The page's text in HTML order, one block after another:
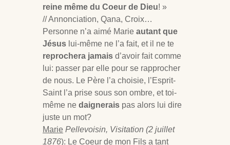
reine même du Coeur de Dieu! »
// Annonciation, Qana, Croix…
Personne n’a aimé Marie autant que
Jésus lui-même ne l’a fait, et il ne te
reprochera jamais d’avoir fait comme
lui: passer par elle pour se rapprocher
de nous. Le Père l’a choisie, l’Esprit-
Saint l’a prise sous son ombre, et toi-
même ne daignerais pas alors lui dire
juste un mot?
Marie Pellevoisin, Visitation (2 juillet
1876): Le Coeur de mon Fils a tant